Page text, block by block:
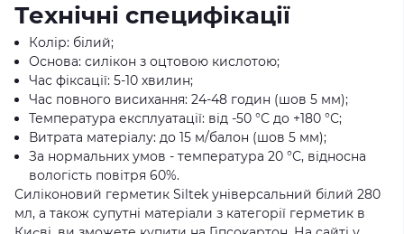
Технічні специфікації
Колір: білий;
Основа: силікон з оцтовою кислотою;
Час фіксації: 5-10 хвилин;
Час повного висихання: 24-48 годин (шов 5 мм);
Температура експлуатації: від -50 °С до +180 °С;
Витрата матеріалу: до 15 м/балон (шов 5 мм);
За нормальних умов - температура 20 °С, відносна
вологість повітря 60%.
Силіконовий герметик Siltek універсальний білий 280
мл, а також супутні матеріали з категорії герметик в